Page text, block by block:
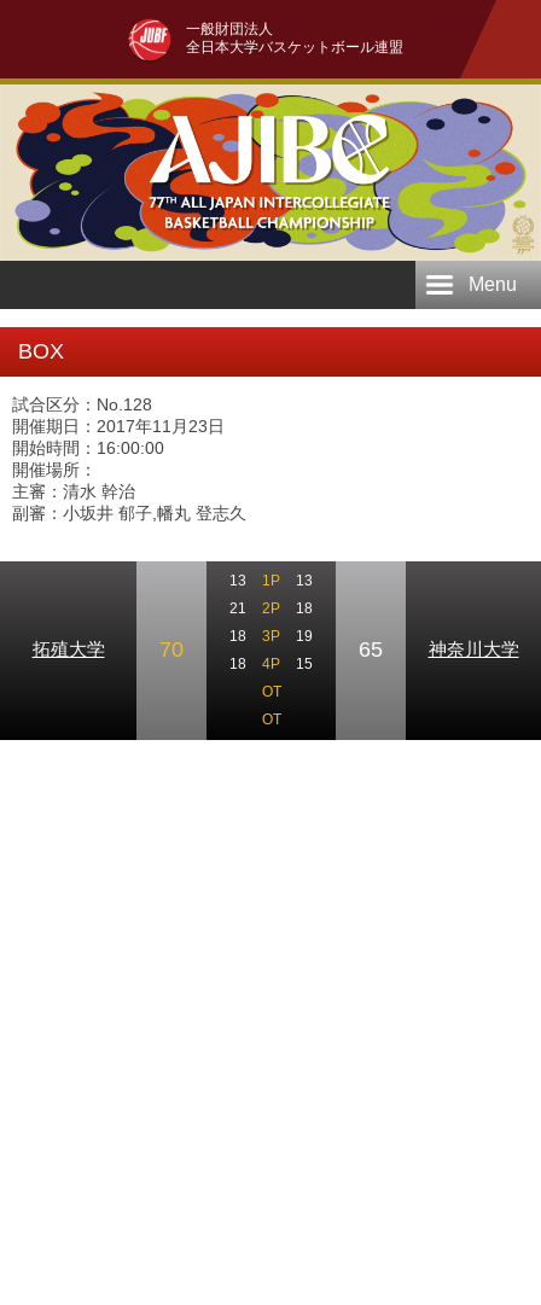
一般財団法人
全日本大学バスケットボール連盟
Menu
BOX
試合区分：No.128
開催期日：2017年11月23日
開始時間：16:00:00
開催場所：
主審：清水 幹治
副審：小坂井 郁子,幡丸 登志久
拓殖大学 70
13 1P
13
21
2P
18
18
3P
19
18
4P
15
OT
OT
65 神奈川大学